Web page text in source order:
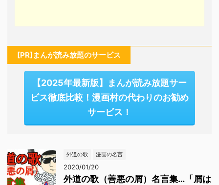
[PR]まんが読み放題のサービス
【2025年最新版】まんが読み放題サー
ビス徹底比較！漫画村の代わりのお勧め
サービス！
外道の歌 漫画の名言
2020/01/20
外道の歌（善悪の屑）名言集…「屑は